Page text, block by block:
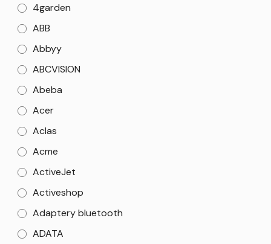
4garden
ABB
Abbyy
ABCVISION
Abeba
Acer
Aclas
Acme
ActiveJet
Activeshop
Adaptery bluetooth
ADATA